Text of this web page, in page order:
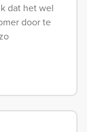
dat het wel
door te